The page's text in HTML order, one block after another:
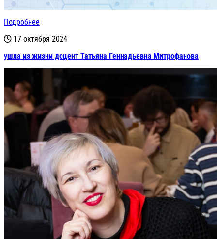
Подробнее
17 октября 2024
ушла из жизни доцент Татьяна Геннадьевна Митрофанова